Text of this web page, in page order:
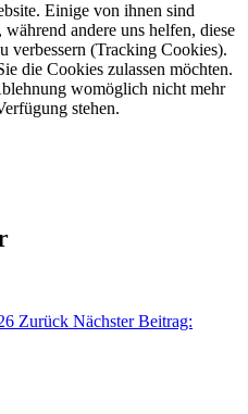
Zurück Nächster Beitrag:
Einige von ihnen sind
andere uns helfen, diese
verbessern (Tracking Cookies).
die Cookies zulassen möchten.
womöglich nicht mehr
stehen.